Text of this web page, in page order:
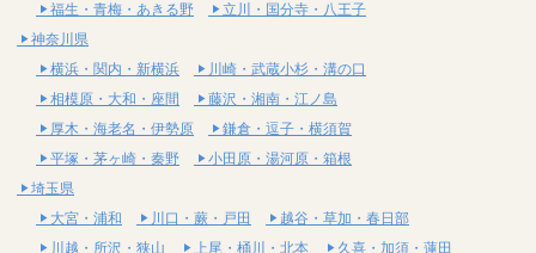
福生・青梅・あきる野
立川・国分寺・八王子
神奈川県
横浜・関内・新横浜
川崎・武蔵小杉・溝の口
相模原・大和・座間
藤沢・湘南・江ノ島
厚木・海老名・伊勢原
鎌倉・逗子・横須賀
平塚・茅ヶ崎・秦野
小田原・湯河原・箱根
埼玉県
大宮・浦和
川口・蕨・戸田
越谷・草加・春日部
川越・所沢・狭山
上尾・桶川・北本 久喜・加須・蓮田